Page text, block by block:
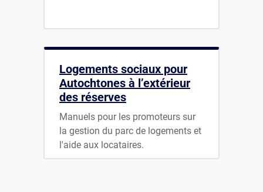
Logements sociaux pour
Autochtones à l’extérieur
des réserves
Manuels pour les promoteurs sur
la gestion du parc de logements et
l'aide aux locataires.